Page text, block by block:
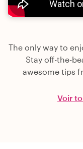
The only way to
Stay off-the-
awesome tips
Voir